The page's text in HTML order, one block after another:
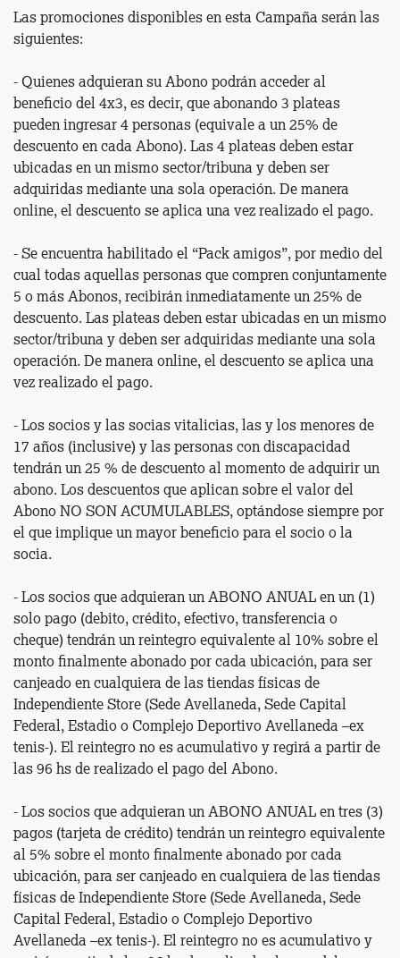
Las promociones disponibles en esta Campaña serán las
siguientes:
- Quienes adquieran su Abono podrán acceder al
beneficio del 4x3, es decir, que abonando 3 plateas
pueden ingresar 4 personas (equivale a un 25% de
descuento en cada Abono). Las 4 plateas deben estar
ubicadas en un mismo sector/tribuna y deben ser
adquiridas mediante una sola operación. De manera
online, el descuento se aplica una vez realizado el pago.
- Se encuentra habilitado el “Pack amigos”, por medio del
cual todas aquellas personas que compren conjuntamente
5 o más Abonos, recibirán inmediatamente un 25% de
descuento. Las plateas deben estar ubicadas en un mismo
sector/tribuna y deben ser adquiridas mediante una sola
operación. De manera online, el descuento se aplica una
vez realizado el pago.
- Los socios y las socias vitalicias, las y los menores de
17 años (inclusive) y las personas con discapacidad
tendrán un 25 % de descuento al momento de adquirir un
abono. Los descuentos que aplican sobre el valor del
Abono NO SON ACUMULABLES, optándose siempre por
el que implique un mayor beneficio para el socio o la
socia.
- Los socios que adquieran un ABONO ANUAL en un (1)
solo pago (debito, crédito, efectivo, transferencia o
cheque) tendrán un reintegro equivalente al 10% sobre el
monto finalmente abonado por cada ubicación, para ser
canjeado en cualquiera de las tiendas físicas de
Independiente Store (Sede Avellaneda, Sede Capital
Federal, Estadio o Complejo Deportivo Avellaneda –ex
tenis-). El reintegro no es acumulativo y regirá a partir de
las 96 hs de realizado el pago del Abono.
- Los socios que adquieran un ABONO ANUAL en tres (3)
pagos (tarjeta de crédito) tendrán un reintegro equivalente
al 5% sobre el monto finalmente abonado por cada
ubicación, para ser canjeado en cualquiera de las tiendas
físicas de Independiente Store (Sede Avellaneda, Sede
Capital Federal, Estadio o Complejo Deportivo
Avellaneda –ex tenis-). El reintegro no es acumulativo y